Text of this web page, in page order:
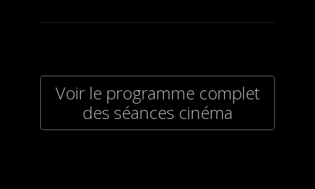
Voir le programme complet
des séances cinéma